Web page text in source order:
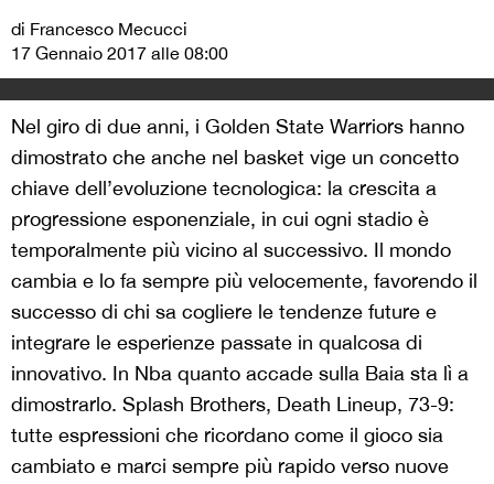
di Francesco Mecucci
17 Gennaio 2017 alle 08:00
Nel giro di due anni, i Golden State Warriors hanno
dimostrato che anche nel basket vige un concetto
chiave dell’evoluzione tecnologica: la crescita a
progressione esponenziale, in cui ogni stadio è
temporalmente più vicino al successivo. Il mondo
cambia e lo fa sempre più velocemente, favorendo il
successo di chi sa cogliere le tendenze future e
integrare le esperienze passate in qualcosa di
innovativo. In Nba quanto accade sulla Baia sta lì a
dimostrarlo. Splash Brothers, Death Lineup, 73-9:
tutte espressioni che ricordano come il gioco sia
cambiato e marci sempre più rapido verso nuove